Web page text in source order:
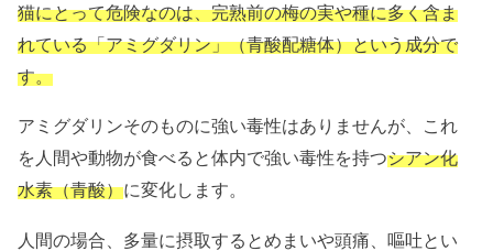
猫にとって危険なのは、完熟前の梅の実や種に多く含ま
れている「アミグダリン」（青酸配糖体）という成分で
す。
アミグダリンそのものに強い毒性はありませんが、これ
を人間や動物が食べると体内で強い毒性を持つシアン化
水素（青酸）に変化します。
人間の場合、多量に摂取するとめまいや頭痛、嘔吐とい